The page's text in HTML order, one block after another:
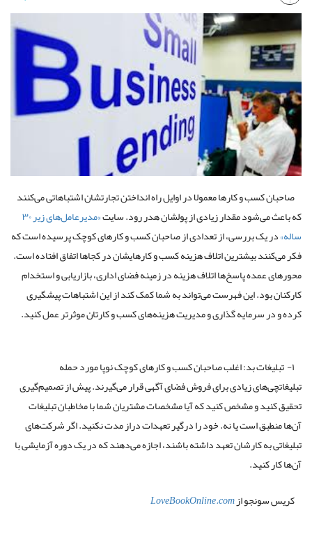
صاحبان کسب و کار‌ها معمولا در اوایل راه انداختن تجارتشان اشتباهاتی می‌کنند
که باعث می‌شود مقدار زیادی از پولشان هدر رود. سایت
«مدیرعامل‌های زیر ۳۰
ساله»در یک بررسی، از تعدادی از صاحبان کسب و کارهای کوچک پرسیده است که
فکر می‌کنند بیشترین اتلاف هزینه کسب و کار‌هایشان در کجا‌ها اتفاق افتاده است.
محورهای عمده پاسخ‌ها اتلاف هزینه در زمینه فضای اداری، بازاریابی و استخدام
کارکنان بود. این فهرست می‌تواند به شما کمک کند از این اشتباهات پیشگیری
کرده و در سرمایه گذاری و مدیریت هزینه‌های کسب و کارتان موثر‌تر عمل کنید.
۱- تبلیغات بد: اغلب صاحبان کسب و کارهای کوچک نوپا مورد حمله
تبلیغاتچی‌های زیادی برای فروش فضای آگهی قرار می‌گیرند. پیش از تصمیم‌گیری
تحقیق کنید و مشخص کنید که آیا مشخصات مشتریان شما با مخاطبان تبلیغات
آن‌ها منطبق است یا نه. خود را درگیر تعهدات دراز مدت نکنید. اگر شرکت‌های
تبلیغاتی به کارشان تعهد داشته باشند، اجازه می‌دهند که در یک دوره آزمایشی با
آن‌ها کار کنید.
کریس سونجو ازLoveBookOnline.com